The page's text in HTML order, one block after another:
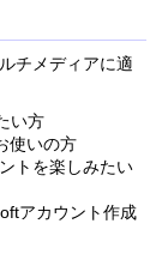
チメディアに適
い方
使いの方
トを楽しみたい
アカウント作成